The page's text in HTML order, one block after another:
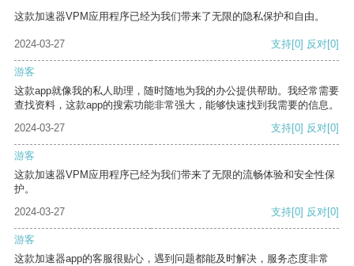
这款加速器VPM应用程序已经为我们带来了无限的隐私保护和自由。
2024-03-27 支持[0] 反对[0]
游客
这款app就像我的私人助理，随时随地为我的办公提供帮助。我经常需要
查找资料，这款app的搜索功能非常强大，能够快速找到我需要的信息。
2024-03-27
支持[0] 反对[0]
游客
这款加速器VPM应用程序已经为我们带来了无限的流畅体验和安全性保
护。
2024-03-27
支持[0] 反对[0]
游客
这款加速器app的客服很贴心，遇到问题都能及时解决，服务态度非常